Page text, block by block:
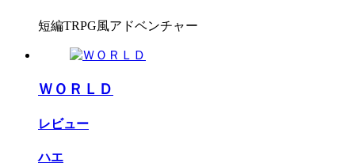
短編TRPG風アドベンチャー
ＷＯＲＬＤ
レビュー
ハエ